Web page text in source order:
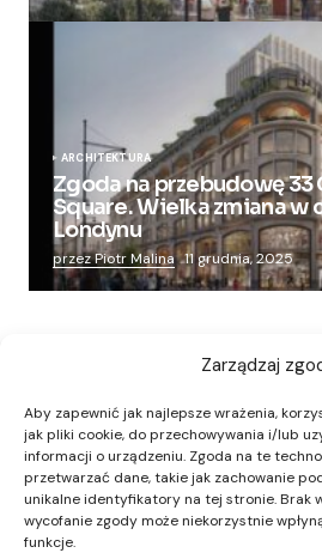
Zarządzaj
Aby zapewnić jak najlepsze wrażenia,
jak pliki cookie, do przechowywania i/lub
informacji o urządzeniu. Zgoda na te
przetwarzać dane, takie jak zachowanie
unikalne identyfikatory na tej stronie. Brak
wycofanie zgody może niekorzystnie
funkcje.
ARCHITEKTURA
Zgoda na przebudowę 33
Square. Wielka zmiana w
Londynu
przez Piotr Malina 11 grudnia, 2025